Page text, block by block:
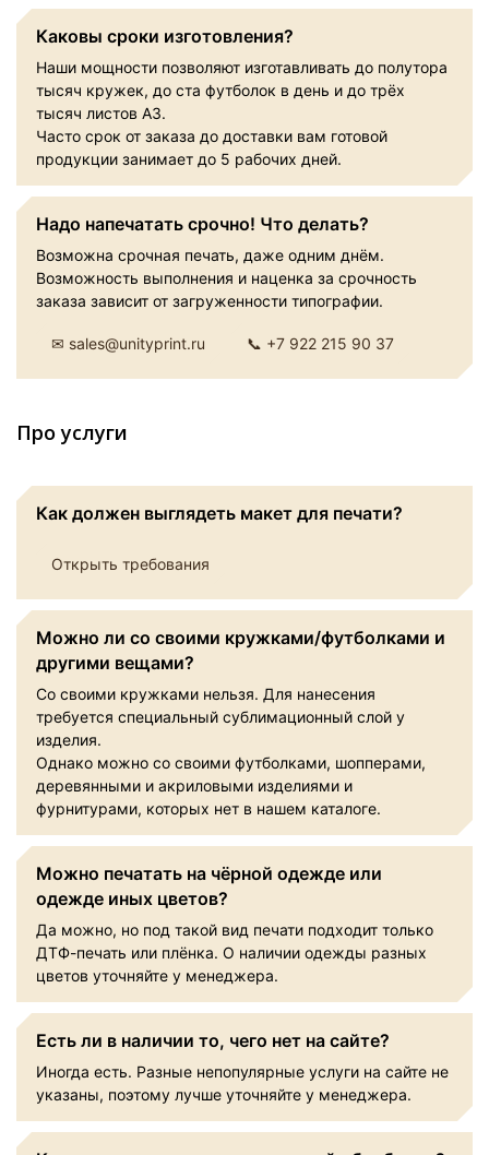
Каковы сроки изготовления?
Наши мощности позволяют изготавливать до полутора
тысяч кружек, до ста футболок в день и до трёх
тысяч листов А3.
Часто срок от заказа до доставки вам готовой
продукции занимает до 5 рабочих дней.
Надо напечатать срочно! Что делать?
Возможна срочная печать, даже одним днём.
Возможность выполнения и наценка за срочность
заказа зависит от загруженности типографии.
✉ sales@unityprint.ru 📞 +7 922 215 90 37
Про услуги
Как должен выглядеть макет для печати?
Открыть требования
Можно ли со своими кружками/футболками и
другими вещами?
Со своими кружками нельзя. Для нанесения
требуется специальный сублимационный слой у
изделия.
Однако можно со своими футболками, шопперами,
деревянными и акриловыми изделиями и
фурнитурами, которых нет в нашем каталоге.
Можно печатать на чёрной одежде или
одежде иных цветов?
Да можно, но под такой вид печати подходит только
ДТФ-печать или плёнка. О наличии одежды разных
цветов уточняйте у менеджера.
Есть ли в наличии то, чего нет на сайте?
Иногда есть. Разные непопулярные услуги на сайте не
указаны, поэтому лучше уточняйте у менеджера.